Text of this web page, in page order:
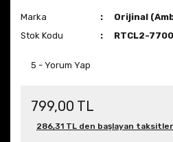
Marka
Orijinal
Stok Kodu
RTCL2-
5 - Yorum Yap
799,00 TL
286,31 TL den başlayan